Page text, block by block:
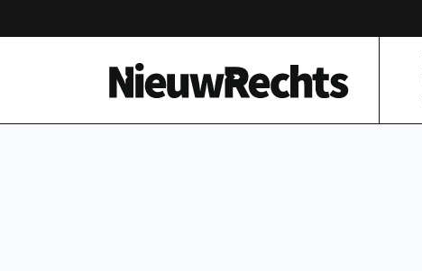
Homepage van NieuwRechts